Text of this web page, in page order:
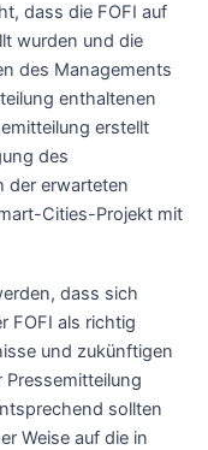
dass die FOFI auf
wurden und die
des Managements
enthaltenen
erstellt
des
der erwarteten
Cities-Projekt mit
dass sich
FOFI als richtig
und zukünftigen
sollten
Weise auf die in